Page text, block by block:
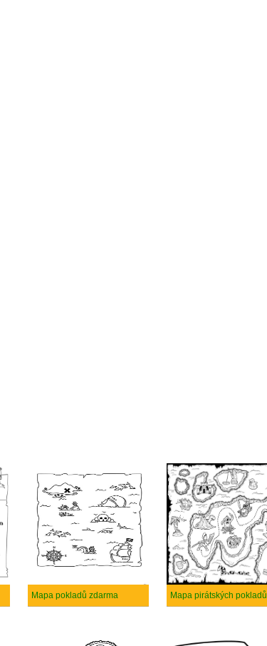
Mapa pokladů zdarma Mapa pirátských pokladů